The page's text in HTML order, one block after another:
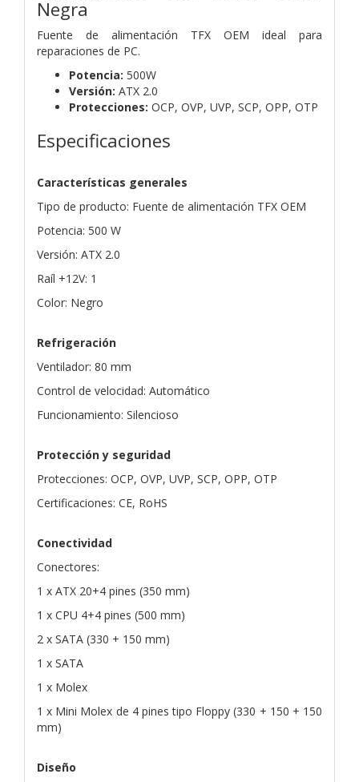
Negra
Fuente de alimentación TFX OEM ideal para
reparaciones de PC.
Potencia: 500W
Versión: ATX 2.0
Protecciones: OCP, OVP, UVP, SCP, OPP, OTP
Especificaciones
Características generales
Tipo de producto: Fuente de alimentación TFX OEM
Potencia: 500 W
Versión: ATX 2.0
Raíl +12V: 1
Color: Negro
Refrigeración
Ventilador: 80 mm
Control de velocidad: Automático
Funcionamiento: Silencioso
Protección y seguridad
Protecciones: OCP, OVP, UVP, SCP, OPP, OTP
Certificaciones: CE, RoHS
Conectividad
Conectores:
1 x ATX 20+4 pines (350 mm)
1 x CPU 4+4 pines (500 mm)
2 x SATA (330 + 150 mm)
1 x SATA
1 x Molex
1 x Mini Molex de 4 pines tipo Floppy (330 + 150 + 150
mm)
Diseño